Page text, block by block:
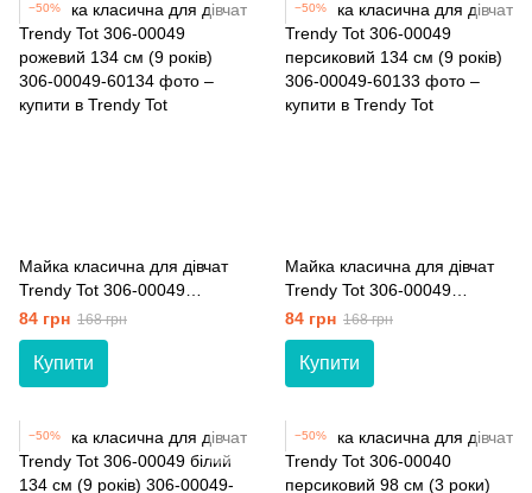
−50%
Майка класична для дівчат
Trendy Tot 306-00049
рожевий 134 см (9 років)
84 грн 168 грн
Купити
−50%
Майка класична для дівчат
Trendy Tot 306-00049
персиковий 134 см (9 років)
84 грн 168 грн
Купити
−50% −50%